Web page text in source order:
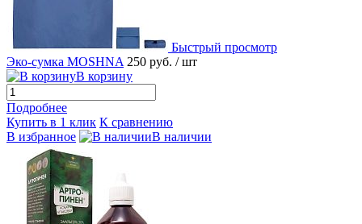
Быстрый просмотр
Эко-сумка MOSHNA 250 руб. / шт
В корзину
Подробнее
Купить в 1 клик К сравнению
В избранное
В наличии